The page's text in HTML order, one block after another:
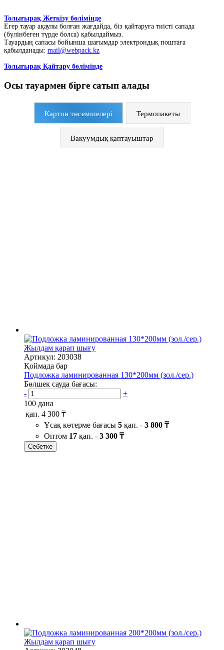
Толығырақ Жеткізу бөлімінде
Егер тауар ақаулы болған жағдайда, біз қайтаруға тиісті сапада
(бүлінбеген түрде болса) қабылдаймыз.
Тауардың сапасы бойынша шағымдар электрондық поштаға
қабылданады: mail@webpack.kz
Толығырақ Қайтару бөлімінде
Осы тауармен бірге сатып алады
Картон төсемшелері Термопакеты
Вакуумдық қаптауыштар
Жылдам қарап шығу
Артикул: 203038
Қоймада бар
Подложка ламинированная 130*200мм (зол./сер.)
Бөлшек сауда бағасы:
-
+
100 дана
қап. 4 300 ₸
Ұсақ көтерме бағасы 5 қап. - 3 800 ₸
Оптом 17 қап. - 3 300 ₸
Себетке
Жылдам қарап шығу